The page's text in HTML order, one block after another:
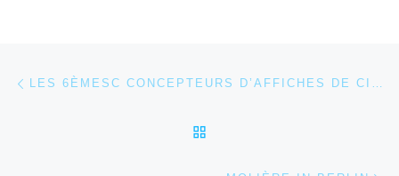
Parcourir les articles LES 6ÈMESC CONCEPTEURS D’AFFICHES DE CINÉMA !